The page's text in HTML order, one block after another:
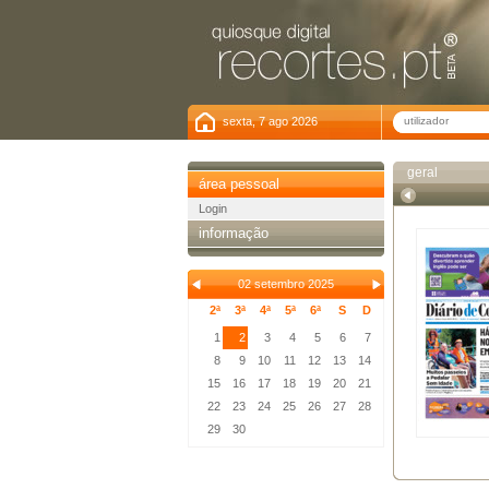
sexta, 7 ago 2026
área pessoal
Login
informação
02 setembro 2025
2ª
3ª 4ª 5ª 6ª S D
1 2 3 4 5 6
7
8
9 10 11 12 13
14
15
16 17 18 19 20
21
22
23 24 25 26 27
28
29
30
geral